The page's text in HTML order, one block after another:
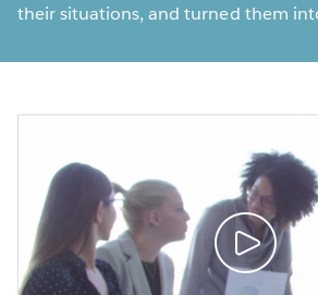
their situations, and turned them